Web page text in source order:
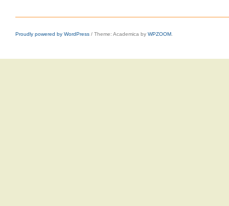
Proudly powered by WordPress / Theme: Academica by WPZOOM